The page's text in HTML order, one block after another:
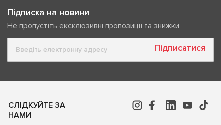
Підписка на новини
Не пропустіть ексклюзивні пропозиції та знижки
Підписатися
СЛІДКУЙТЕ ЗА
НАМИ